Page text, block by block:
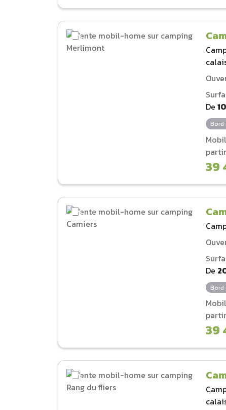
De
Bord
39
De
Bord
39